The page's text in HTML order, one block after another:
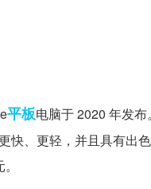
平板电脑于 2020 年发
、更轻，并且具有出色